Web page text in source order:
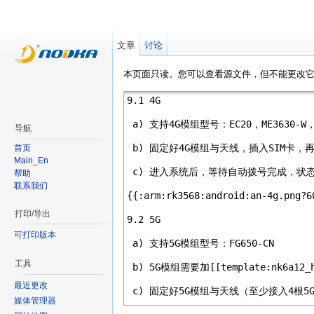
本页面只读。您可以查看源文件，但不能更改
文章 讨论
导航
首页
Main_En
帮助
联系我们
打印/导出
可打印版本
工具
最近更改
媒体管理器